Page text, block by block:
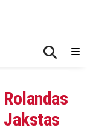
Rolandas
Jakstas